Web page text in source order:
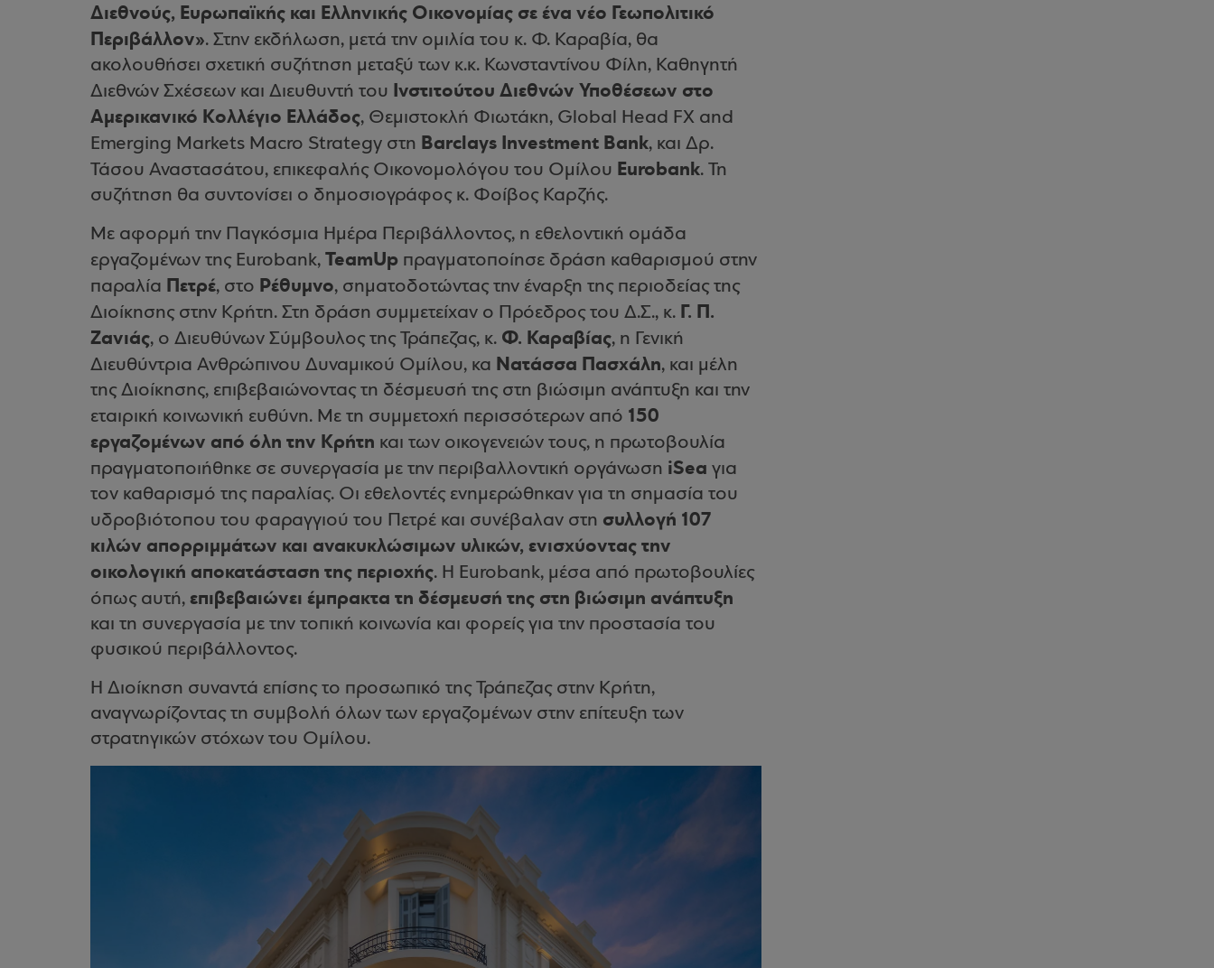
Διεθνούς, Ευρωπαϊκής και Ελληνικής Οικονομίας σε ένα νέο Γεωπολιτικό
Περιβάλλον». Στην εκδήλωση, μετά την ομιλία του κ. Φ. Καραβία, θα
ακολουθήσει σχετική συζήτηση μεταξύ των κ.κ. Κωνσταντίνου Φίλη, Καθηγητή
Διεθνών Σχέσεων και Διευθυντή του Ινστιτούτου Διεθνών Υποθέσεων στο
Αμερικανικό Κολλέγιο Ελλάδος, Θεμιστοκλή Φιωτάκη, Global Head FX and
Emerging Markets Macro Strategy στη Barclays Investment Bank, και Δρ.
Τάσου Αναστασάτου, επικεφαλής Οικονομολόγου του Ομίλου Eurobank. Τη
συζήτηση θα συντονίσει ο δημοσιογράφος κ. Φοίβος Καρζής.
Με αφορμή την Παγκόσμια Ημέρα Περιβάλλοντος, η εθελοντική ομάδα
εργαζομένων της Eurobank, TeamUp πραγματοποίησε δράση καθαρισμού στην
παραλία Πετρέ, στο Ρέθυμνο, σηματοδοτώντας την έναρξη της περιοδείας της
Διοίκησης στην Κρήτη. Στη δράση συμμετείχαν ο Πρόεδρος του Δ.Σ., κ. Γ. Π.
Ζανιάς, ο Διευθύνων Σύμβουλος της Τράπεζας, κ. Φ. Καραβίας, η Γενική
Διευθύντρια Ανθρώπινου Δυναμικού Ομίλου, κα Νατάσσα Πασχάλη, και μέλη
της Διοίκησης, επιβεβαιώνοντας τη δέσμευσή της στη βιώσιμη ανάπτυξη και την
εταιρική κοινωνική ευθύνη. Με τη συμμετοχή περισσότερων από 150
εργαζομένων από όλη την Κρήτη και των οικογενειών τους, η πρωτοβουλία
πραγματοποιήθηκε σε συνεργασία με την περιβαλλοντική οργάνωση iSea για
τον καθαρισμό της παραλίας. Οι εθελοντές ενημερώθηκαν για τη σημασία του
υδροβιότοπου του φαραγγιού του Πετρέ και συνέβαλαν στη συλλογή 107
κιλών απορριμμάτων και ανακυκλώσιμων υλικών, ενισχύοντας την
οικολογική αποκατάσταση της περιοχής. Η Eurobank, μέσα από πρωτοβουλίες
όπως αυτή, επιβεβαιώνει έμπρακτα τη δέσμευσή της στη βιώσιμη ανάπτυξη
και τη συνεργασία με την τοπική κοινωνία και φορείς για την προστασία του
φυσικού περιβάλλοντος.
Η Διοίκηση συναντά επίσης το προσωπικό της Τράπεζας στην Κρήτη,
αναγνωρίζοντας τη συμβολή όλων των εργαζομένων στην επίτευξη των
στρατηγικών στόχων του Ομίλου.